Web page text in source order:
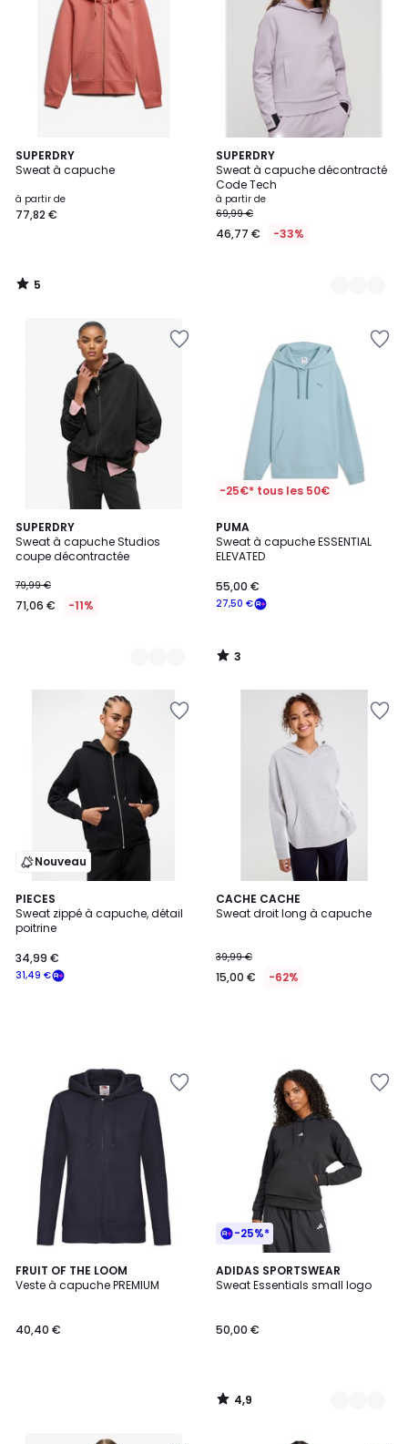
SUPERDRY
Sweat à capuche
à partir de
77,82 €
5
/
5
/
SUPERDRY
Sweat à capuche décontracté
Code Tech
à partir de
69,99 €
46,77 € -33%
2
Couleurs
SUPERDRY
Sweat à capuche Studios
coupe décontractée
79,99 €
71,06 € -11%
4
Couleurs
-25€* tous les 50€
PUMA
Sweat à capuche ESSENTIAL
ELEVATED
27,50 €
55,00 €
3
/
5
3
/
Nouveau
PIECES
Sweat zippé à capuche, détail
poitrine
31,49 €
34,99 €
CACHE CACHE
Sweat droit long à capuche
39,99 €
15,00 € -62%
FRUIT OF THE LOOM
Veste à capuche PREMIUM
40,40 €
-25%*
ADIDAS SPORTSWEAR
Sweat Essentials small logo
50,00 €
4,9
/ 5
3
Couleurs
4,9
/